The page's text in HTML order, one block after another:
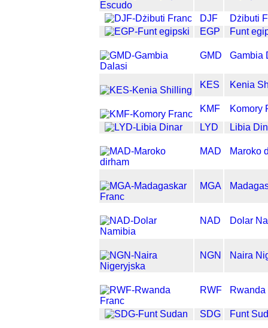
DJF
Dżibuti
EGP
Funt
GMD Gambia
KES Kenia
KMF
Komory
LYD
Libia
MAD Maroko
MGA
NAD Dolar
NGN Naira
RWF Rwanda
SDG Funt